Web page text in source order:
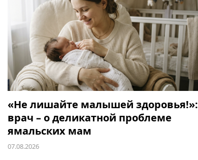
«Не лишайте малышей здоровья!»:
врач – о деликатной проблеме
ямальских мам
07.08.2026